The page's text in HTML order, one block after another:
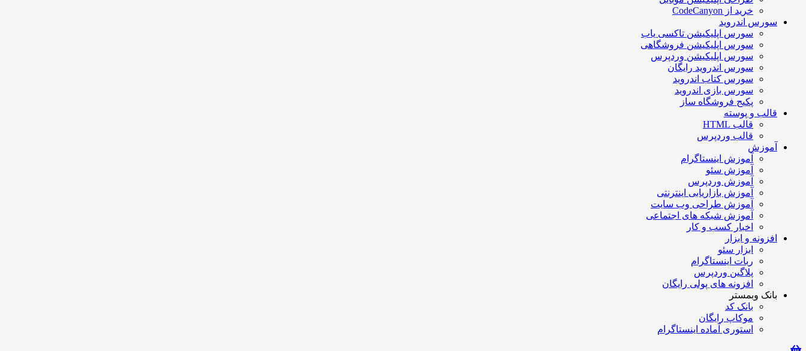
خرید از CodeCanyon
سورس اندروید
سورس اپلیکیشن تاکسی یاب
سورس اپلیکیشن فروشگاهی
سورس اپلیکیشن وردپرس
سورس اندروید رایگان
سورس کتاب اندروید
سورس بازی اندروید
پکیج فروشگاه ساز
قالب و پوسته
قالب HTML
قالب وردپرس
آموزش
آموزش اینستاگرام
آموزش سئو
آموزش وردپرس
آموزش بازاریابی اینترنتی
آموزش طراحی وب سایت
آموزش شبکه های اجتماعی
اخبار کسب و کار
افزونه و ابزار
ابزار سئو
ربات اینستاگرام
پلاگین وردپرس
افزونه های پولی رایگان
بانک وبمستر
بانک کد
موکاپ رایگان
استوری آماده اینستاگرام